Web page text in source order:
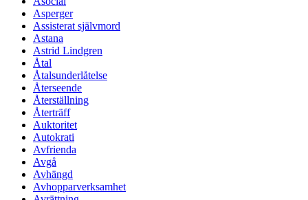
Asperger
Assisterat självmord
Astana
Astrid Lindgren
Åtal
Åtalsunderlåtelse
Återseende
Återställning
Återträff
Auktoritet
Autokrati
Avfrienda
Avgå
Avhängd
Avhopparverksamhet